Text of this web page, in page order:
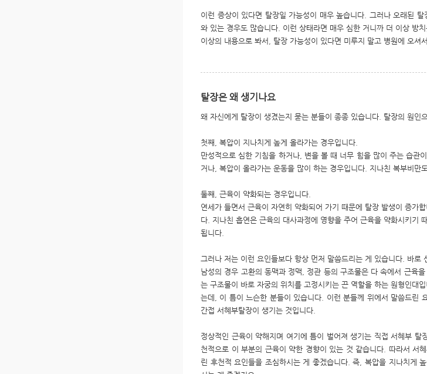
이런 증상이 있다면 탈장일 가능성이 매우 높습니다. 그러나 오래된
와 있는 경우도 많습니다. 이런 상태라면 매우 심한 거니까 더 이상 방치
이상의 내용으로 봐서, 탈장 가능성이 있다면 미루지 말고 병원에 오셔
탈장은 왜 생기나요
왜 자신에게 탈장이 생겼는지 묻는 분들이 종종 있습니다. 탈장의 원인
첫째, 복압이 지나치게 높게 올라가는 경우입니다.
만성적으로 심한 기침을 하거나, 변을 볼 때 너무 힘을 많이 주는 습관
거나, 복압이 올라가는 운동을 많이 하는 경우입니다. 지나친 복부비만
둘째, 근육이 약화되는 경우입니다.
연세가 들면서 근육이 자연히 약화되어 가기 때문에 탈장 발생이 증가
다. 지나친 흡연은 근육의 대사과정에 영향을 주어 근육을 약화시키기
됩니다.
그러나 저는 이런 요인들보다 항상 먼저 말씀드리는 게 있습니다. 바로
남성의 경우 고환의 동맥과 정맥, 정관 등의 구조물은 다 속에서 근육
는 구조물이 바로 자궁의 위치를 고정시키는 끈 역할을 하는 원형인대
는데, 이 틈이 느슨한 분들이 있습니다. 이런 분들께 위에서 말씀드린
간접 서혜부탈장이 생기는 것입니다.
정상적인 근육이 약해지며 여기에 틈이 벌어져 생기는 직접 서혜부 탈
천적으로 이 부분의 근육이 약한 경향이 있는 것 같습니다. 따라서 서
린 후천적 요인들을 조심하시는 게 좋겠습니다. 즉, 복압을 지나치게